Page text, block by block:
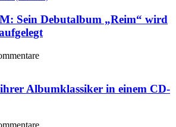
Sein Debutalbum „Reim“ wird
Albumklassiker in einem CD-